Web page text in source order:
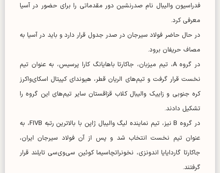
فدراسیون والیبال نام صدرنشین دور مقدماتی را برای حضور در آسیا
معرفی کرد.
در حال حاضر فولاد سیرجان در صدر جدول قرار دارد و باید در آسیا به
مصاف حریفان برود.
در گروه A، تیم میزبان، جاکارتا باهایانگ کارا پرسیس، به عنوان تیم
نخست قرار گرفت و تیم‌های الریان قطر، هیوندای کپیتال اسکای‌واکرز
کره جنوبی و زاییک والیبال کلاب قزاقستان سایر تیم‌های این گروه را
تشکیل دادند.
در گروه B نیز، تیم نماینده لیگ والیبال ژاپن با بالاترین رتبه FIVB، به
عنوان تیم نخست انتخاب شد و پس از آن فولاد سیرجان ایران،
جاکارتا گاردایایا اندونزی، نخونراتچاسیما کوئین سی‌وی‌سی تایلند قرار
گرفتند.